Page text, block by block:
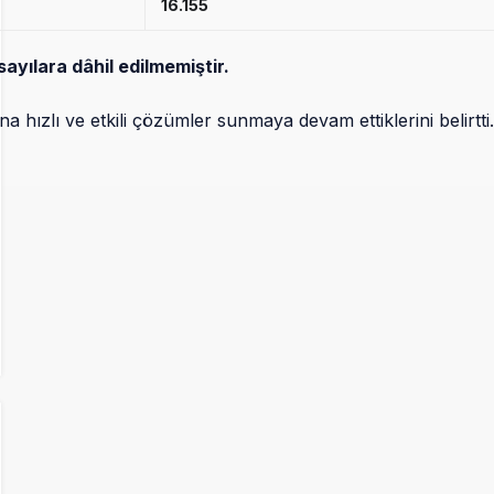
16.155
dâhil edilmemiştir.
ve etkili çözümler sunmaya devam ettiklerini
Çalışıyor!